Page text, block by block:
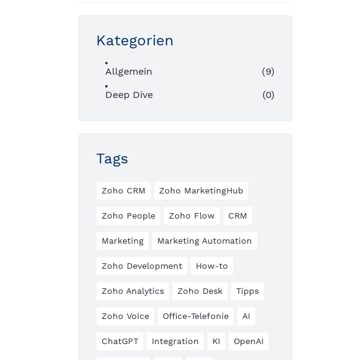
Kategorien
Allgemein
(9)
Deep Dive
(0)
Tags
Zoho CRM Zoho MarketingHub
Zoho People Zoho Flow CRM
Marketing Marketing Automation
Zoho Development How-to
Zoho Analytics Zoho Desk Tipps
Zoho Voice Office-Telefonie AI
ChatGPT Integration KI OpenAI